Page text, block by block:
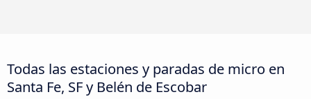
Todas las estaciones y paradas de micro en
Santa Fe, SF y Belén de Escobar